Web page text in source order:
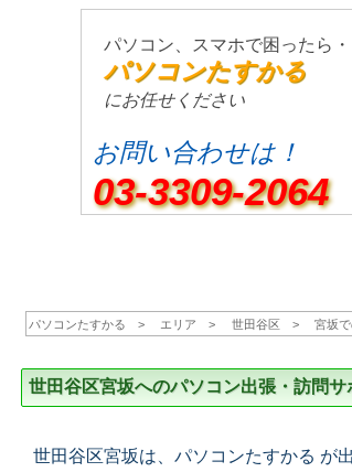
パソコン、スマホで困ったら・
パソコンたすかる
にお任せください
お問い合わせは！
03-3309-2064
パソコンたすかる エリア 世田谷区 宮坂
世田谷区宮坂へのパソコン出張・訪問サ
世田谷区宮坂は、パソコンたすかる が